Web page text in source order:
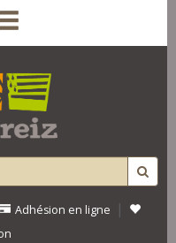
Adhésion en ligne |